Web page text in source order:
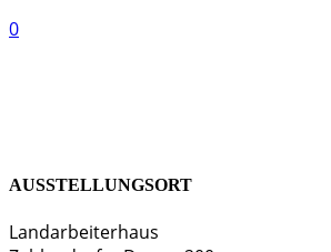
0
AUSSTELLUNGSORT
Landarbeiterhaus